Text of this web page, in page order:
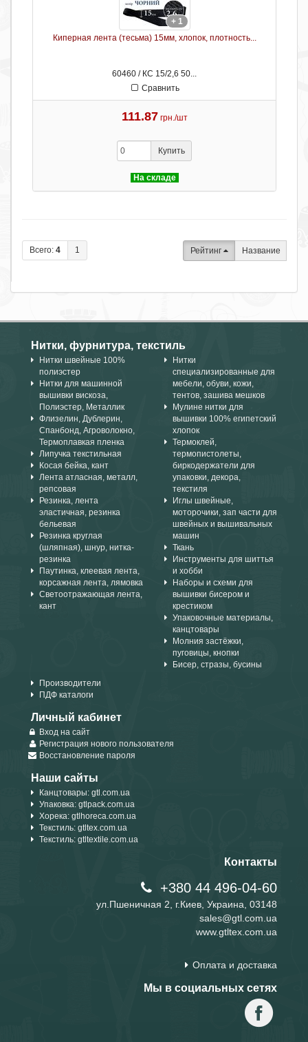
+ 1
Киперная лента (тесьма) 15мм, хлопок, плотность...
60460 / КС 15/2,6 50...
Сравнить
111.87 грн./шт
Купить
На складе
Всего: 4 1 Рейтинг Название
Нитки, фурнитура, текстиль
Нитки швейные 100%
полиэстер
Нитки для машинной
вышивки вискоза,
Полиэстер, Металлик
Флизелин, Дублерин,
Спанбонд, Агроволокно,
Термоплавкая пленка
Липучка текстильная
Косая бейка, кант
Лента атласная, металл,
репсовая
Резинка, лента
эластичная, резинка
бельевая
Резинка круглая
(шляпная), шнур, нитка-
резинка
Паутинка, клеевая лента,
корсажная лента, лямовка
Светоотражающая лента,
кант
Нитки
специализированные для
мебели, обуви, кожи,
тентов, зашива мешков
Мулине нитки для
вышивки 100% египетский
хлопок
Термоклей,
термопистолеты,
биркодержатели для
упаковки, декора,
текстиля
Иглы швейные,
моторочики, зап части для
швейных и вышивальных
машин
Ткань
Инструменты для шиттья
и хобби
Наборы и схеми для
вышивки бисером и
крестиком
Упаковочные материалы,
канцтовары
Молния застёжки,
пуговицы, кнопки
Бисер, стразы, бусины
Производители
ПДФ каталоги
Личный кабинет
Вход на сайт
Регистрация нового пользователя
Восстановление пароля
Наши сайты
Канцтовары: gtl.com.ua
Упаковка: gtlpack.com.ua
Хорека: gtlhoreca.com.ua
Текстиль: gtltex.com.ua
Текстиль: gtltextile.com.ua
Контакты
+380 44 496-04-60
ул.Пшеничная 2, г.Киев, Украина, 03148
sales@gtl.com.ua
www.gtltex.com.ua
Оплата и доставка
Мы в социальных сетях